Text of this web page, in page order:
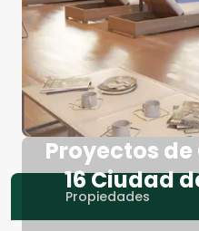
Proyectos de
16 Ciudad
Propiedades